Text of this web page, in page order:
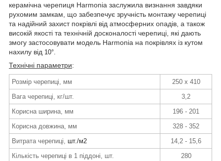
керамічна черепиця Harmonia заслужила визнання завдяки
рухомим замкам, що забезпечує зручність монтажу черепиці
та надійний захист покрівлі від атмосферних опадів, а також
високій якості та технічній досконалості черепиці, які дають
змогу застосовувати модель Harmonia на покрівлях із кутом
нахилу від 10°.
Технічні параметри:
Розмір черепиці, мм
250 х 410
Вага черепиці, кг/шт.
3,2
Корисна ширина, мм
196 - 201
Корисна довжина, мм
328 - 352
Витрата черепиці, шт./м2
14,2 - 15,6
Кількість черепиці в 1 піддоні, шт.
280